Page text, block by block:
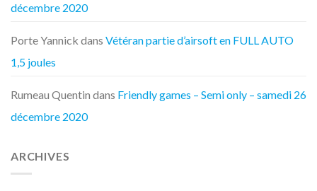
décembre 2020
Porte Yannick dans Vétéran partie d’airsoft en FULL AUTO
1,5 joules
Rumeau Quentin dans Friendly games – Semi only – samedi 26
décembre 2020
ARCHIVES